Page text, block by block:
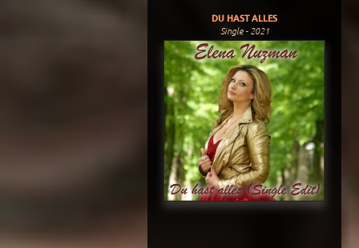
DU HAST ALLES
Single - 2021